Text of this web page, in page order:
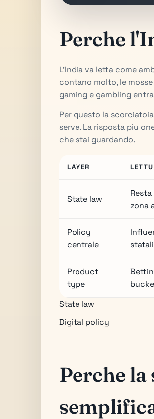
Perche
L'India va letta come
contano molto, le
gaming e gambling
Per questo la
serve. La risposta piu
che stai guardando.
LAYER
State law
zona
Policy
centrale
Product
type
State law
Digital policy
Perche